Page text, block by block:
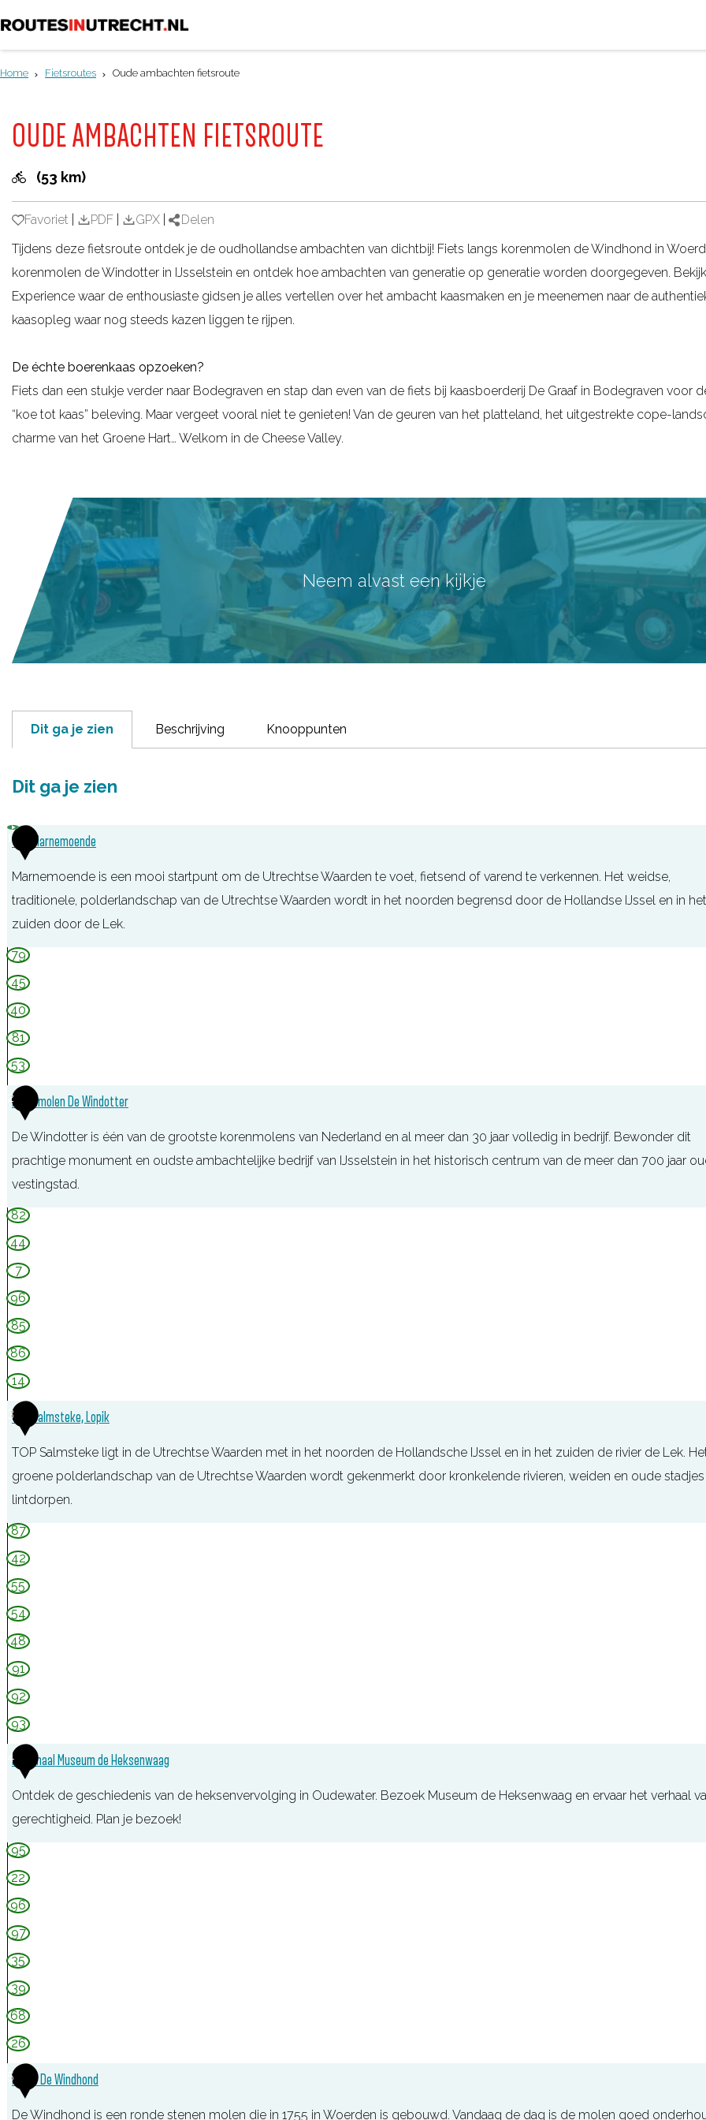
aHome Fietsroutes Oude ambachten fietsroute
OUDE AMBACHTEN FIETSROUTE
(53 km)
Favoriet
Favoriet PDF GPX
Delen
Tijdens deze fietsroute ontdek je de oudhollandse ambachten van dichtbij! Fiets langs korenmolen de Windhond in
korenmolen de Windotter in IJsselstein en ontdek hoe ambachten van generatie op generatie worden doorgegeven.
Experience waar de enthousiaste gidsen je alles vertellen over het ambacht kaasmaken en je meenemen naar de
kaasopleg waar nog steeds kazen liggen te rijpen.
De échte boerenkaas opzoeken?
Fiets dan een stukje verder naar Bodegraven en stap dan even van de fiets bij kaasboerderij De Graaf in Bodegraven voor
“koe tot kaas” beleving. Maar vergeet vooral niet te genieten! Van de geuren van het platteland, het uitgestrekte cope-
charme van het Groene Hart… Welkom in de Cheese Valley.
Neem alvast een kijkje
Dit ga je zien Beschrijving Knooppunten
Dit ga je zien
1TOP Marnemoende
Marnemoende is een mooi startpunt om de Utrechtse Waarden te voet, fietsend of varend te verkennen. Het weidse,
traditionele, polderlandschap van de Utrechtse Waarden wordt in het noorden begrensd door de Hollandse IJssel en in het
zuiden door de Lek.
T
O
P
a
r
n
m
o
e
n
d
e
79
45
40
81
53
2Korenmolen De Windotter
De Windotter is één van de grootste korenmolens van Nederland en al meer dan 30 jaar volledig in bedrijf. Bewonder dit
prachtige monument en oudste ambachtelijke bedrijf van IJsselstein in het historisch centrum van de meer dan 700 jaar
vestingstad.
K
o
r
n
m
o
l
e
n
D
e
W
i
d
o
t
t
e
r
82
44
7
96
85
86
14
3TOP Salmsteke, Lopik
TOP Salmsteke ligt in de Utrechtse Waarden met in het noorden de Hollandsche IJssel en in het zuiden de rivier de Lek.
groene polderlandschap van de Utrechtse Waarden wordt gekenmerkt door kronkelende rivieren, weiden en oude
lintdorpen.
T
O
P
a
l
m
s
t
k
e
o
p
i
k
87
42
55
54
48
91
92
93
4Nationaal Museum de Heksenwaag
Ontdek de geschiedenis van de heksenvervolging in Oudewater. Bezoek Museum de Heksenwaag en ervaar het verhaal
gerechtigheid. Plan je bezoek!
N
a
t
o
n
a
a
l
M
u
s
95
22
96
97
35
39
68
26
5Molen De Windhond
De Windhond is een ronde stenen molen die in 1755 in Woerden is gebouwd. Vandaag de dag is de molen goed